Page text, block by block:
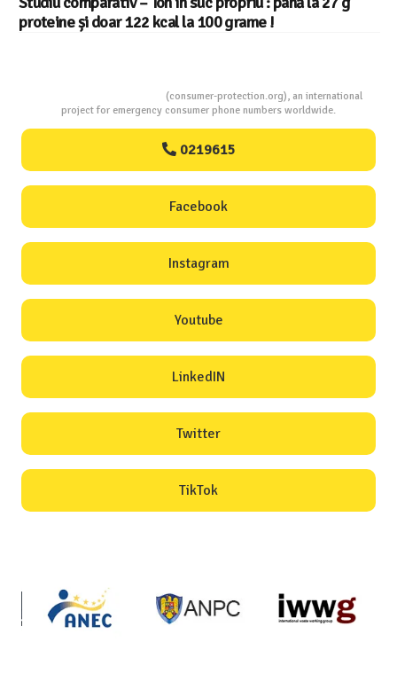
proteine și doar 122 kcal la 100 grame !
(consumer-protection.org), an international
project for emergency consumer phone numbers worldwide.
0219615
Facebook
Instagram
Youtube
LinkedIN
Twitter
TikTok